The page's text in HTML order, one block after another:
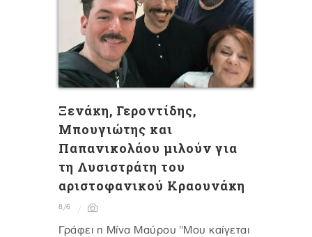
Ξενάκη, Γεροντίδης,
Μπουγιώτης και
Παπανικολάου μιλούν για
τη Λυσιστράτη του
αριστοφανικού Κραουνάκη
8/6
Γράφει η Μίνα Μαύρου "Μου καίγεται